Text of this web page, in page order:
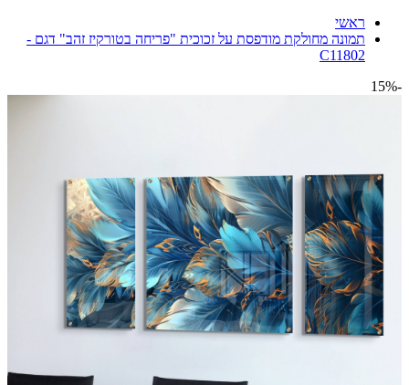
ראשי
תמונה מחולקת מודפסת על זכוכית "פריחה בטורקיז זהב" דגם -
C11802
-15%